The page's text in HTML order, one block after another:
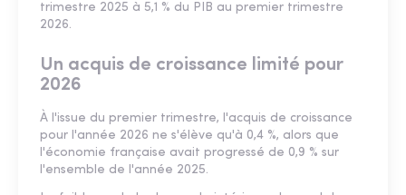
trimestre 2025 à 5,1 % du PIB au premier trimestre
2026.
Un acquis de croissance limité pour
2026
À l'issue du premier trimestre, l'acquis de croissance
pour l'année 2026 ne s'élève qu'à 0,4 %, alors que
l'économie française avait progressé de 0,9 % sur
l'ensemble de l'année 2025.